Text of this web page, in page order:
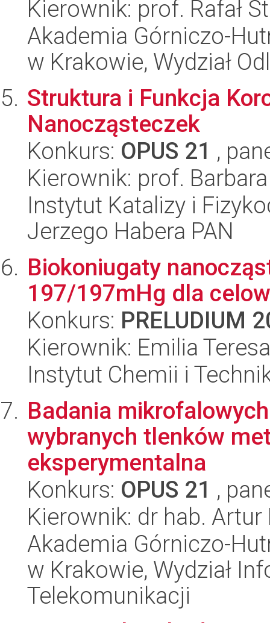
Kierownik: prof. Rafał
Akademia Górniczo-
w Krakowie, Wydział
Struktura i Funkcja
Nanocząsteczek
Konkurs: OPUS 21 ,
Kierownik: prof.
Instytut Katalizy i
Jerzego Habera PAN
Biokoniugaty
197/197mHg dla
Konkurs: PRELUDIUM
Kierownik: Emilia
Instytut Chemii i
Badania
wybranych tlenków
eksperymentalna
Konkurs: OPUS 21 ,
Kierownik: dr hab.
Akademia Górniczo-
w Krakowie, Wydział
Telekomunikacji